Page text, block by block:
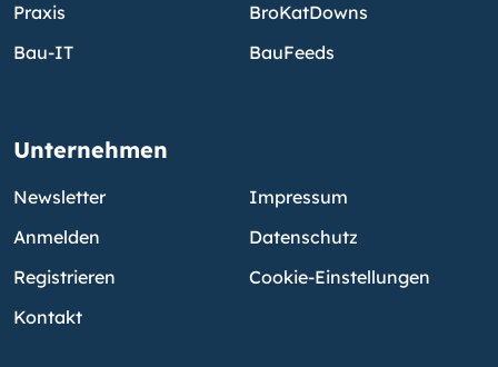
Praxis
Bau-IT
BroKatDowns
BauFeeds
Unternehmen
Newsletter
Anmelden
Registrieren
Kontakt
Impressum
Datenschutz
Cookie-Einstellungen